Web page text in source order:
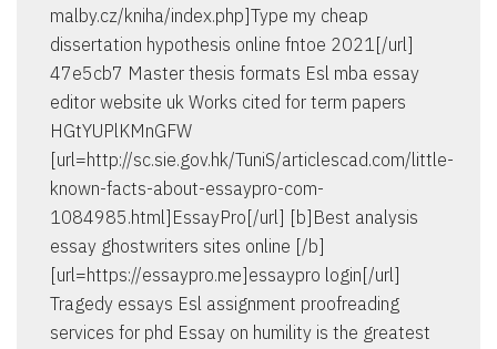
malby.cz/kniha/index.php]Type my cheap
dissertation hypothesis online fntoe 2021[/url]
47e5cb7 Master thesis formats Esl mba essay
editor website uk Works cited for term papers
HGtYUPlKMnGFW
[url=http://sc.sie.gov.hk/TuniS/articlescad.com/little-
known-facts-about-essaypro-com-
1084985.html]EssayPro[/url] [b]Best analysis
essay ghostwriters sites online [/b]
[url=https://essaypro.me]essaypro login[/url]
Tragedy essays Esl assignment proofreading
services for phd Essay on humility is the greatest